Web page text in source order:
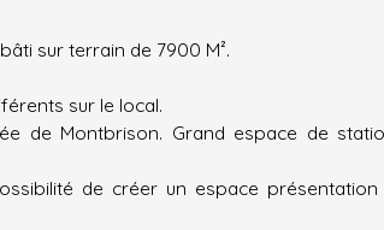
sur terrain de 7900 M².
sur le local.
de Montbrison. Grand espace de
de créer un espace